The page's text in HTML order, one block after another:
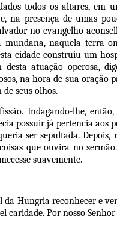
todos os altares, em
na presença de umas
no evangelho
naquela terra
cidade construiu um
desta atuação operosa,
na hora de sua
seus olhos.
Indagando-lhe,
possuir já pertencia aos
ser sepultada. Depois,
que ouvira no
suavemente.
da Hungria reconhecer e
caridade. Por nosso